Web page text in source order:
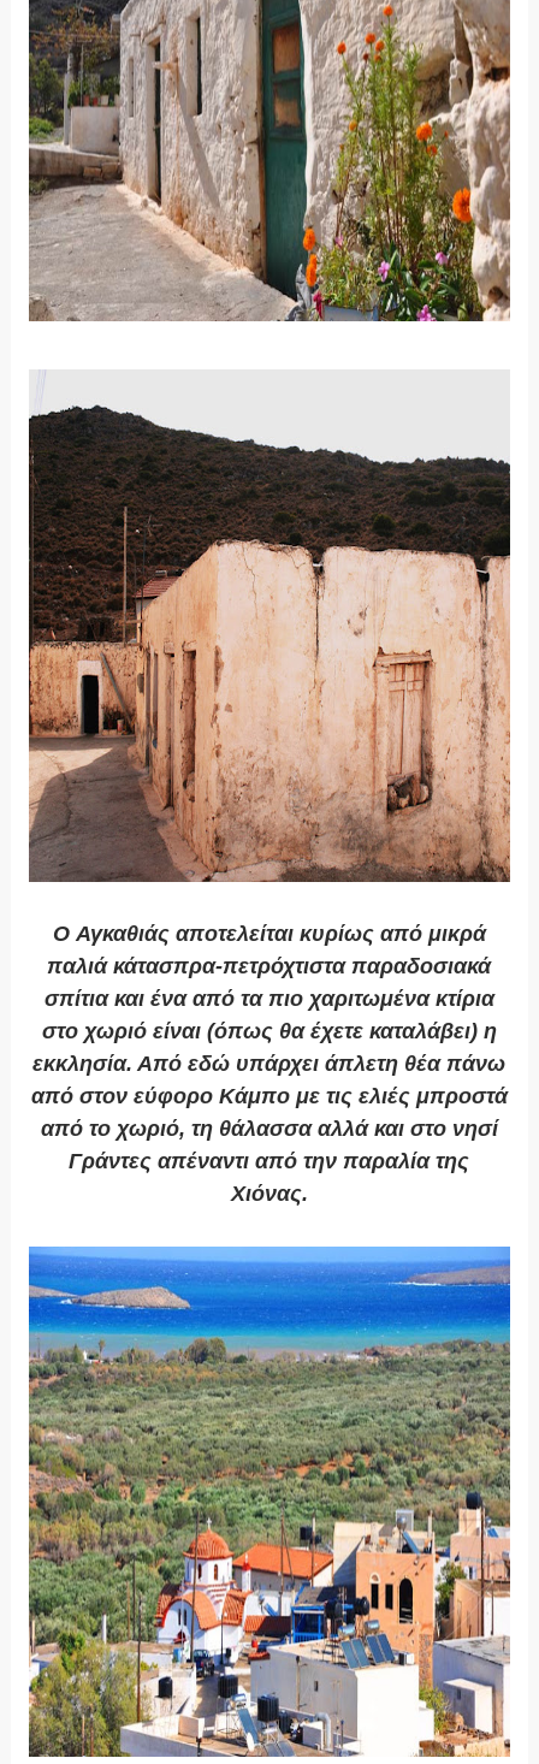
ΟΑγκαθιάςαποτελείται κυρίως από μικρά
παλιά κάτασπρα-πετρόχτιστα παραδοσιακά
σπίτια και ένα από τα πιο χαριτωμένα κτίρια
στο χωριό είναι (όπως θα έχετε καταλάβει) η
εκκλησία. Από εδώ υπάρχει άπλετη θέα πάνω
από στον εύφορο Κάμπο με τις ελιές μπροστά
από το χωριό, τη θάλασσα αλλά και στο νησί
Γράντες απέναντι από την παραλία της
Χιόνας.